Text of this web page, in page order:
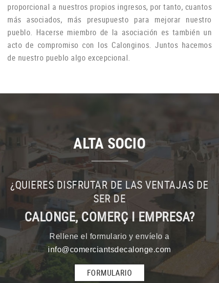
proporcional a nuestros propios ingresos, por tanto, cuantos
más asociados, más presupuesto para mejorar nuestro
pueblo. Hacerse miembro de la asociación es también un
acto de compromiso con los Calonginos.Juntos hacemos
de nuestro pueblo algo excepcional.
ALTA SOCIO
¿QUIERES DISFRUTAR DE LAS VENTAJAS DE
SER DE
CALONGE, COMERÇ I EMPRESA?
Rellene el formulario y envíelo a
info@comerciantsdecalonge.com
FORMULARIO